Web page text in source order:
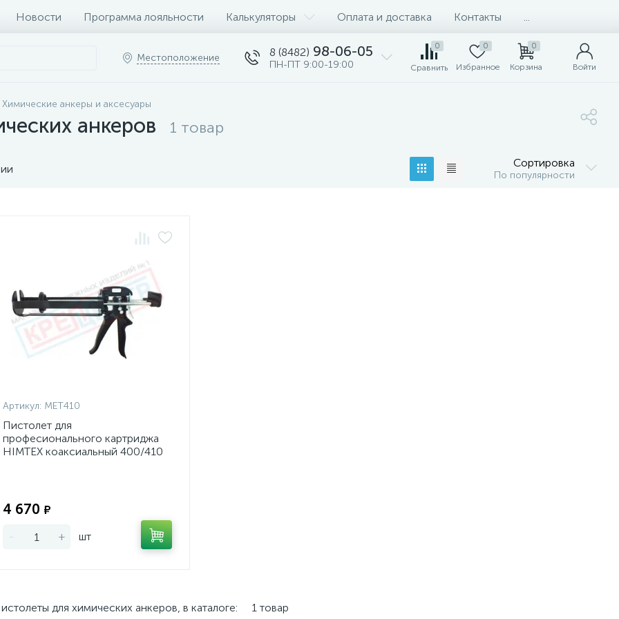
Новости Программа лояльности Калькуляторы Оплата и доставка Контакты
Местоположение 8 (8482) 98-06-05
ПН-ПТ 9:00-19:00
0
Сравнить
0
Избранное
0
Корзина Войти
Химические анкеры и аксесуары
анкеров 1 товар
Сортировка
По популярности
Артикул: MET410
Пистолет для
професионального картриджа
HIMTEX коаксиальный 400/410
4 670 ₽
- + шт
для химических анкеров, в каталоге: 1 товар